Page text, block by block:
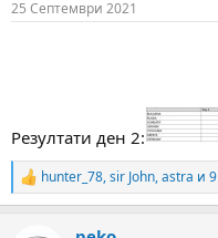
s
25 Септември 2021
Резултати ден 2:
R
e
hunter_78,sir John,astra и